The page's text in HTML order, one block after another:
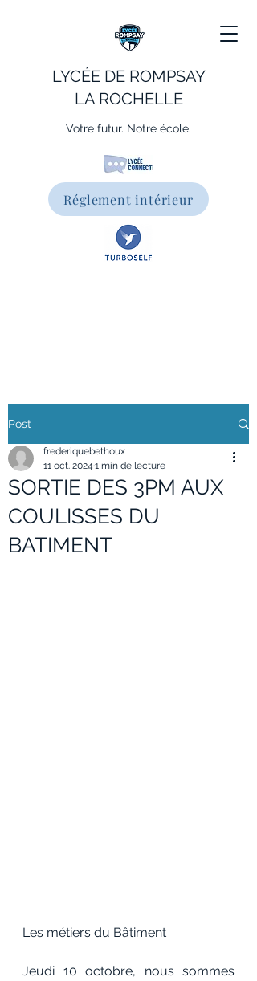
LYCÉE DE ROMPSAY
LA ROCHELLE
Votre futur. Notre école.
Réglement intérieur
Post
SORTIE DES 3PM AUX
COULISSES DU
BATIMENT
frederiquebethoux
11 oct. 2024 1 min de lecture
Les métiers du Bâtiment
Jeudi 10 octobre, nous sommes